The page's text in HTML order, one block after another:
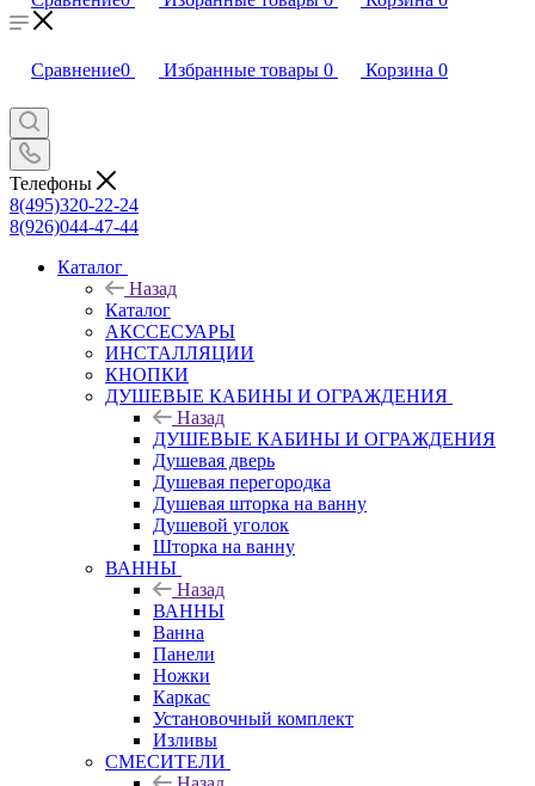
Сравнение0 Избранные товары 0 Корзина 0
Телефоны
8(495)320-22-24
8(926)044-47-44
Каталог
Назад
Каталог
АКССЕСУАРЫ
ИНСТАЛЛЯЦИИ
КНОПКИ
ДУШЕВЫЕ КАБИНЫ И ОГРАЖДЕНИЯ
Назад
ДУШЕВЫЕ КАБИНЫ И ОГРАЖДЕНИЯ
Душевая дверь
Душевая перегородка
Душевая шторка на ванну
Душевой уголок
Шторка на ванну
ВАННЫ
Назад
ВАННЫ
Ванна
Панели
Ножки
Каркас
Установочный комплект
Изливы
СМЕСИТЕЛИ